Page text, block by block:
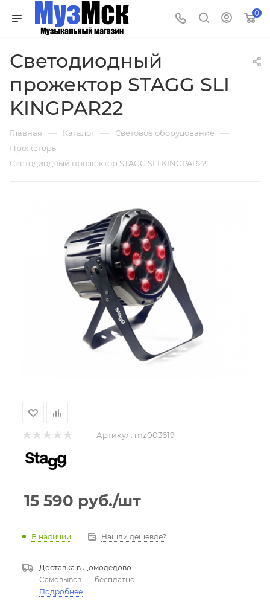
0
Светодиодный
прожектор STAGG SLI
KINGPAR22
Главная — Каталог — Световое оборудование —
Прожеторы —
Светодиодный прожектор STAGG SLI KINGPAR22
Артикул: mz003619
15 590 руб./шт
В наличии Нашли дешевле?
Доставка в Домодедово
Самовывоз — бесплатно
Подробнее